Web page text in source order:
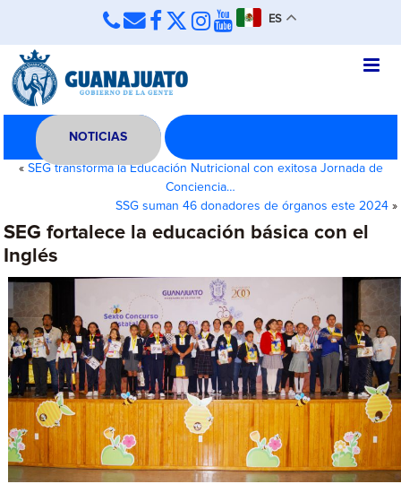
ES
NOTICIAS
« SEG transforma la Educación Nutricional con exitosa Jornada de
Conciencia…
SSG suman 46 donadores de órganos este 2024»
SEG fortalece la educación básica con el
Inglés